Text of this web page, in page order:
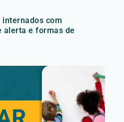
internados com
alerta e formas de